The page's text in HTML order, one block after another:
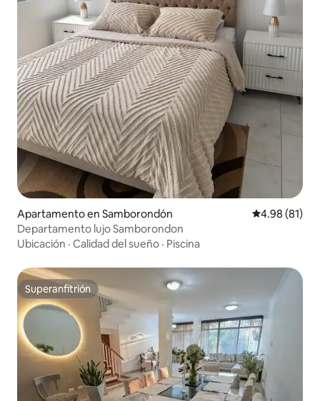
Apartamento en Samborondón Calificación
4.98 (81)
Departamento lujo Samborondon
Ubicación · Calidad del sueño · Piscina
Superanfitrión
Superanfitrión